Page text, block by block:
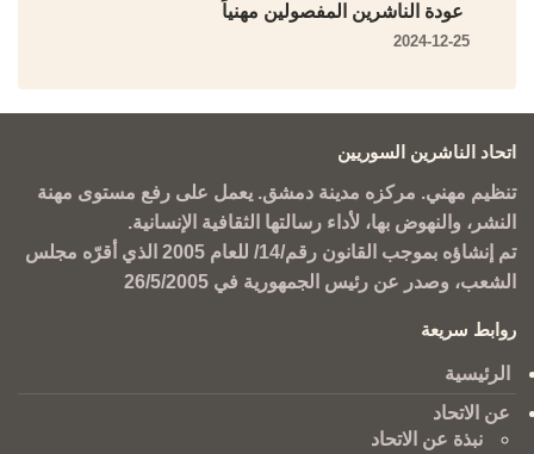
عودة الناشرين المفصولين مهنياً
2024-12-25
اتحاد الناشرين السوريين
تنظيم مهني. مركزه مدينة دمشق. يعمل على رفع مستوى مهنة
النشر، والنهوض بها، لأداء رسالتها الثقافية الإنسانية.
تم إنشاؤه بموجب القانون رقم/14/ للعام 2005 الذي أقرّه مجلس
الشعب، وصدر عن رئيس الجمهورية في 26/5/2005
روابط سريعة
الرئيسية
عن الاتحاد
نبذة عن الاتحاد